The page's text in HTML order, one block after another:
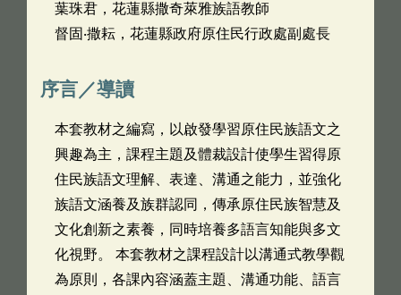
葉珠君，花蓮縣撒奇萊雅族語教師
督固‧撒耘，花蓮縣政府原住民行政處副處長
序言／導讀
本套教材之編寫，以啟發學習原住民族語文之
興趣為主，課程主題及體裁設計使學生習得原
住民族語文理解、表達、溝通之能力，並強化
族語文涵養及族群認同，傳承原住民族智慧及
文化創新之素養，同時培養多語言知能與多文
化視野。 本套教材之課程設計以溝通式教學觀
為原則，各課內容涵蓋主題、溝通功能、語言